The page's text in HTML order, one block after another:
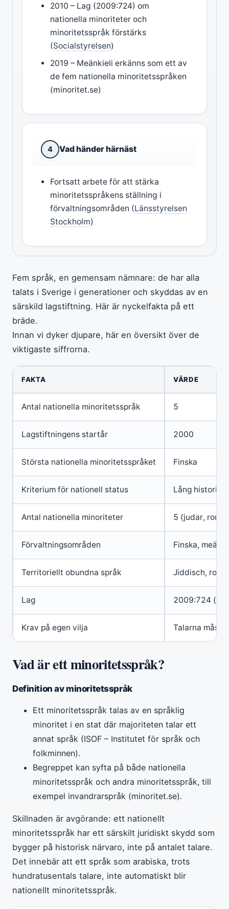
2010 – Lag (2009:724) om
nationella minoriteter och
minoritetsspråk förstärks
(Socialstyrelsen)
2019 – Meänkieli erkänns som ett av
de fem nationella minoritetsspråken
(minoritet.se)
4 Vad händer härnäst
Fortsatt arbete för att stärka
minoritetsspråkens ställning i
förvaltningsområden (Länsstyrelsen
Stockholm)
Fem språk, en gemensam nämnare: de har alla
talats i Sverige i generationer och skyddas av en
särskild lagstiftning. Här är nyckelfakta på ett
bräde.
Innan vi dyker djupare, här en översikt över de
viktigaste siffrorna.
FAKTA VÄRDE
Antal nationella minoritetsspråk 5
Lagstiftningens startår 2000
Största nationella minoritetsspråket Finska
Kriterium för nationell status Lång historisk
Antal nationella minoriteter 5 (judar,
Förvaltningsområden Finska,
Territoriellt obundna språk Jiddisch,
Lag 2009:724
Krav på egen vilja Talarna
Vad är ett minoritetsspråk?
Definition av minoritetsspråk
Ett minoritetsspråk talas av en språklig
minoritet i en stat där majoriteten talar ett
annat språk (ISOF – Institutet för språk och
folkminnen).
Begreppet kan syfta på både nationella
minoritetsspråk och andra minoritetsspråk, till
exempel invandrarspråk (minoritet.se).
Skillnaden är avgörande: ett nationellt
minoritetsspråk har ett särskilt juridiskt skydd som
bygger på historisk närvaro, inte på antalet talare.
Det innebär att ett språk som arabiska, trots
hundratusentals talare, inte automatiskt blir
nationellt minoritetsspråk.